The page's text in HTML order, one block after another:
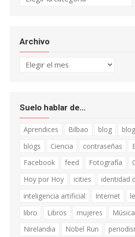
Archivo
Archivo
Suelo hablar de…
Aprendices Bilbao blog
blogs
Ciencia contraseñas
Facebook
feed Fotografía
Hoy por Hoy
icities
identidad
inteligencia artificial
Internet
libro
Libros mujeres Música
Nirelandia
Nobel Run